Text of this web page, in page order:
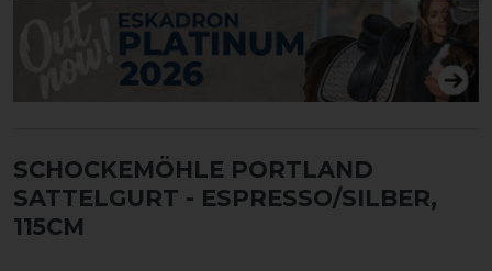
SCHOCKEMÖHLE PORTLAND
SATTELGURT - ESPRESSO/SILBER,
115CM